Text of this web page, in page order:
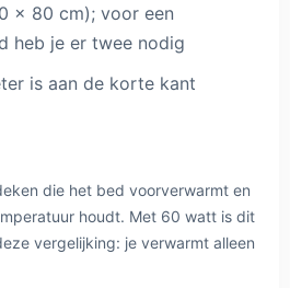
x 80 cm); voor een
heb je er twee nodig
is aan de korte kant
die het bed voorverwarmt en
houdt. Met 60 watt is dit
vergelijking: je verwarmt alleen